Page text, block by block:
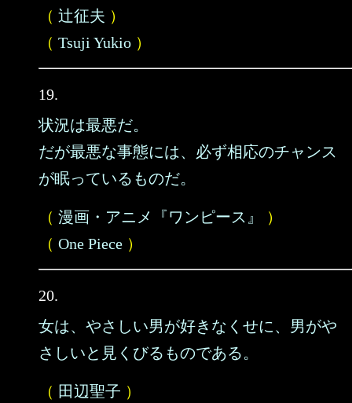
（ 辻征夫 ）
（ Tsuji Yukio ）
19.
状況は最悪だ。
だが最悪な事態には、必ず相応のチャンス
が眠っているものだ。
（ 漫画・アニメ『ワンピース』
）
（ One Piece ）
20.
女は、やさしい男が好きなくせに、男がや
さしいと見くびるものである。
（ 田辺聖子 ）